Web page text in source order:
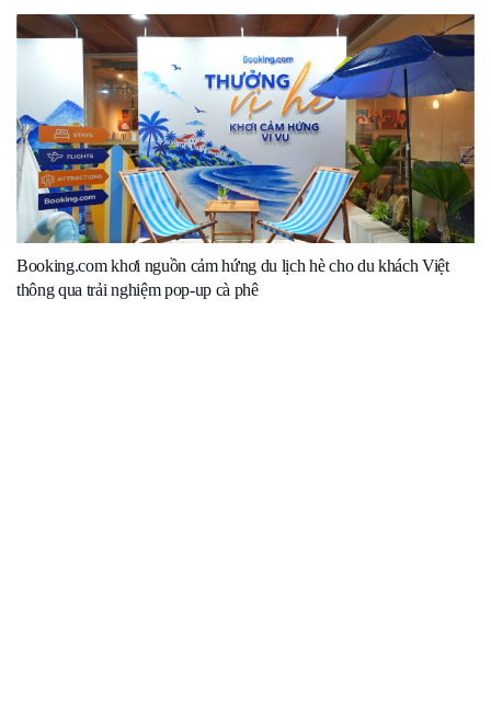
Booking.com khơi nguồn cảm hứng du lịch hè cho du khách Việt
thông qua trải nghiệm pop-up cà phê